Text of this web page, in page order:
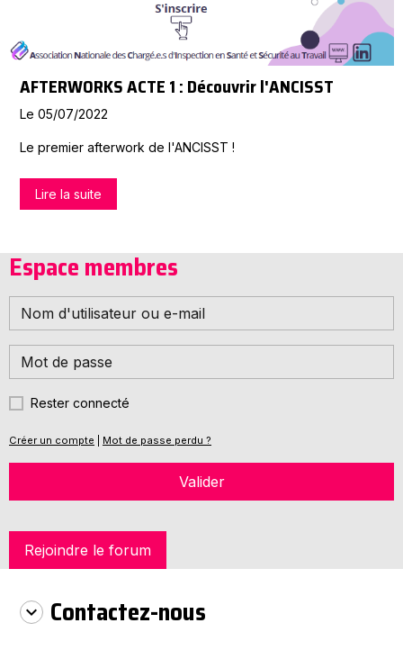
AFTERWORKS ACTE 1 : Découvrir l'ANCISST
Le 05/07/2022
Le premier afterwork de l'ANCISST !
Lire la suite
Espace membres
Rester connecté
Créer un compte Mot de passe perdu ?
Valider
Rejoindre le forum
Contactez-nous